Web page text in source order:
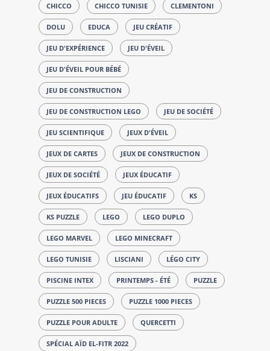
CHICCO CHICCO TUNISIE CLEMENTONI
DOLU EDUCA JEU CRÉATIF
JEU D'EXPÉRIENCE JEU D'ÉVEIL
JEU D'ÉVEIL POUR BÉBÉ
JEU DE CONSTRUCTION
JEU DE CONSTRUCTION LEGO JEU DE SOCIÉTÉ
JEU SCIENTIFIQUE JEUX D'ÉVEIL
JEUX DE CARTES JEUX DE CONSTRUCTION
JEUX DE SOCIÉTÉ JEUX ÉDUCATIF
JEUX ÉDUCATIFS JEU ÉDUCATIF KS
KS PUZZLE LEGO LEGO DUPLO
LEGO MARVEL LEGO MINECRAFT
LEGO TUNISIE LISCIANI LÉGO CITY
PISCINE INTEX PRINTEMPS - ÉTÉ PUZZLE
PUZZLE 500 PIECES PUZZLE 1000 PIECES
PUZZLE POUR ADULTE QUERCETTI
SPÉCIAL AÏD EL-FITR 2022